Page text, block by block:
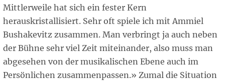
Mittlerweile hat sich ein fester Kern
herauskristallisiert. Sehr oft spiele ich mit Ammiel
Bushakevitz zusammen. Man verbringt ja auch neben
der Bühne sehr viel Zeit miteinander, also muss man
abgesehen von der musikalischen Ebene auch im
Persönlichen zusammenpassen.» Zumal die Situation